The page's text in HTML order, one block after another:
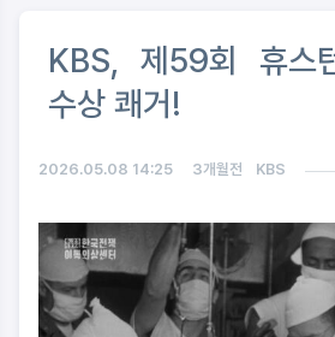
KBS, 제59회 휴스
수상 쾌거!
2026.05.08 14:25 3개월전 KBS